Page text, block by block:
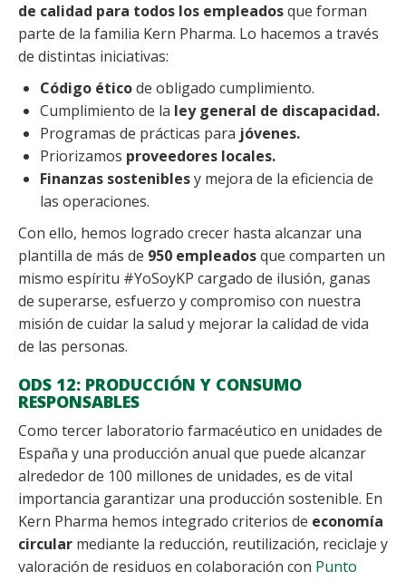
de calidad para todos los empleadosque forman
parte de la familia Kern Pharma. Lo hacemos a través
de distintas iniciativas:
Código éticode obligado cumplimiento.
Cumplimiento de la ley general de discapacidad.
Programas de prácticas para jóvenes.
Priorizamos proveedores locales.
Finanzas sosteniblesy mejora de la eficiencia de
las operaciones.
Con ello, hemos logrado crecer hasta alcanzar una
plantilla de más de 950 empleadosque comparten un
mismo espíritu #YoSoyKP cargado de ilusión, ganas
de superarse, esfuerzo y compromiso con nuestra
misión de cuidar la salud y mejorar la calidad de vida
de las personas.
ODS 12: PRODUCCIÓN Y CONSUMO
RESPONSABLES
Como tercer laboratorio farmacéutico en unidades de
España y una producción anual que puede alcanzar
alrededor de 100 millones de unidades, es de vital
importancia garantizar una producción sostenible. En
Kern Pharma hemos integrado criterios de economía
circular mediante la reducción, reutilización, reciclaje y
valoración de residuos en colaboración con Punto